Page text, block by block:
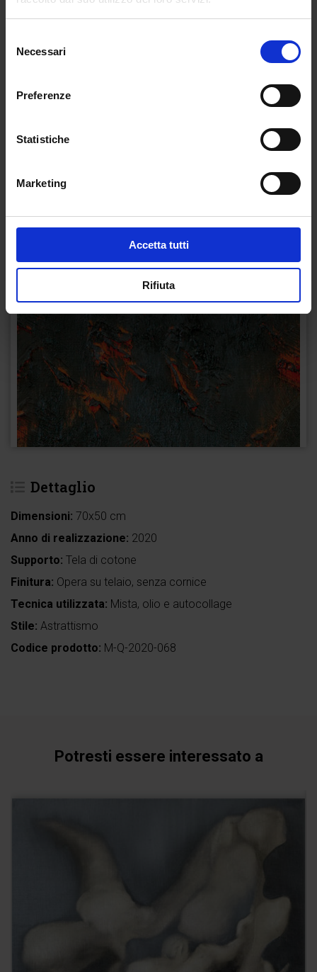
delNecessari
Preferenze
Statistiche
Marketing
Accetta tutti
Rifiuta
Dettaglio
Dimensioni: 70x50 cm
Anno di realizzazione: 2020
Supporto: Tela di cotone
Finitura: Opera su telaio, senza cornice
Tecnica utilizzata: Mista, olio e autocollage
Stile: Astrattismo
Codice prodotto: M-Q-2020-068
Potresti essere interessato a